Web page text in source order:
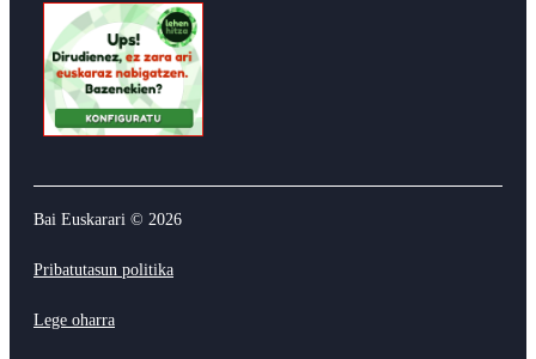
Bai Euskarari © 2026
Pribatutasun politika
Lege oharra